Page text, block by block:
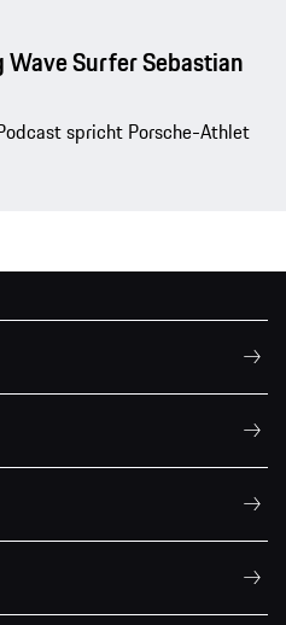
Surfer Sebastian
spricht Porsche-Athlet